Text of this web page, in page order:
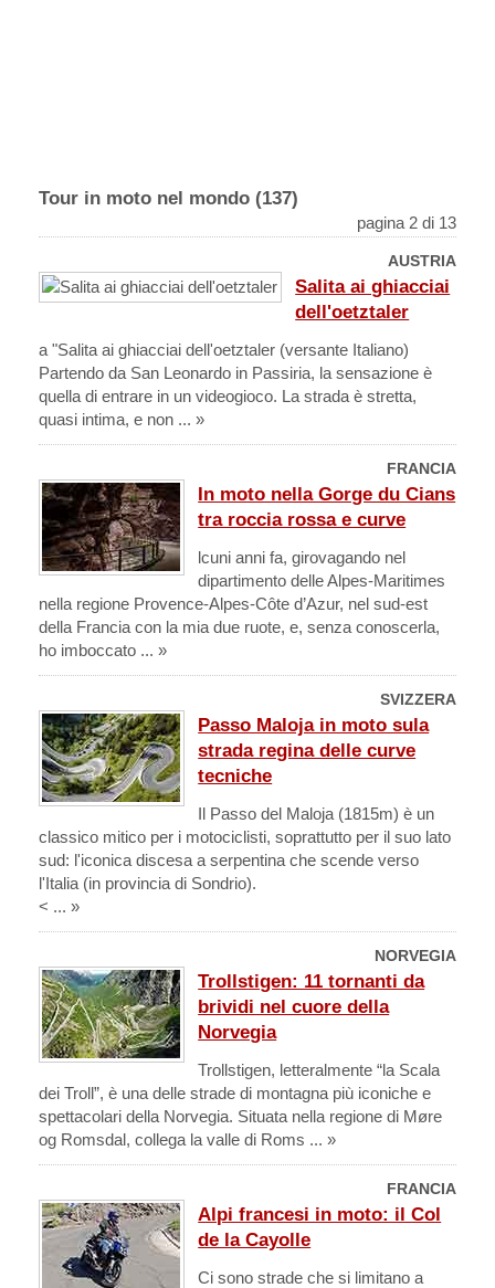
Tour in moto nel mondo (137)
pagina 2 di 13
AUSTRIA
Salita ai ghiacciai
dell'oetztaler
a "Salita ai ghiacciai dell'oetztaler (versante Italiano)
Partendo da San Leonardo in Passiria, la sensazione è
quella di entrare in un videogioco. La strada è stretta,
quasi intima, e non ... »
FRANCIA
In moto nella Gorge du Cians
tra roccia rossa e curve
lcuni anni fa, girovagando nel
dipartimento delle Alpes-Maritimes
nella regione Provence-Alpes-Côte d’Azur, nel sud-est
della Francia con la mia due ruote, e, senza conoscerla,
ho imboccato ... »
SVIZZERA
Passo Maloja in moto sula
strada regina delle curve
tecniche
Il Passo del Maloja (1815m) è un
classico mitico per i motociclisti, soprattutto per il suo lato
sud: l'iconica discesa a serpentina che scende verso
l'Italia (in provincia di Sondrio).
< ... »
NORVEGIA
Trollstigen: 11 tornanti da
brividi nel cuore della
Norvegia
Trollstigen, letteralmente “la Scala
dei Troll”, è una delle strade di montagna più iconiche e
spettacolari della Norvegia. Situata nella regione di Møre
og Romsdal, collega la valle di Roms ... »
FRANCIA
Alpi francesi in moto: il Col
de la Cayolle
Ci sono strade che si limitano a